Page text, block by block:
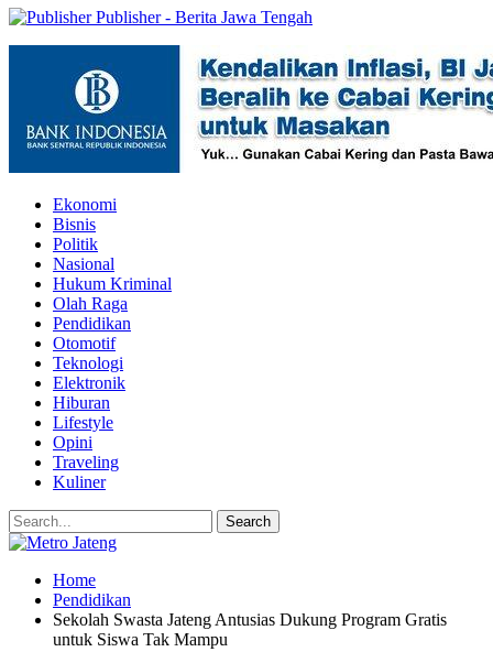
Publisher - Berita Jawa Tengah
Ekonomi
Bisnis
Politik
Nasional
Hukum Kriminal
Olah Raga
Pendidikan
Otomotif
Teknologi
Elektronik
Hiburan
Lifestyle
Opini
Traveling
Kuliner
Home
Pendidikan
Sekolah Swasta Jateng Antusias Dukung Program Gratis
untuk Siswa Tak Mampu